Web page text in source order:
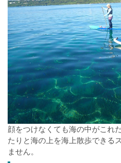
顔をつけなくても海の中がこれ
たりと海の上を海上散歩できる
ません。